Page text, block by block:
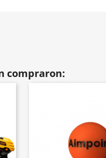
compraron: